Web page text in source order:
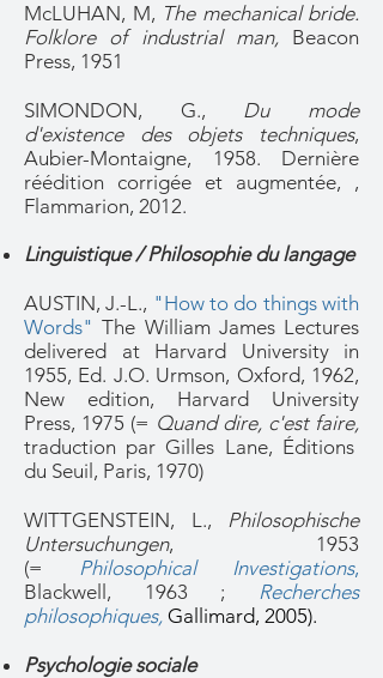
McLUHAN, M, The mechanical bride.
Folklore of industrial man,Beacon
Press, 1951
SIMONDON, G., Du mode
d'existence des objets techniques,
Aubier-Montaigne, 1958. Dernière
réédition corrigée et augmentée, ,
Flammarion, 2012.
Linguistique / Philosophie du langage
AUSTIN, J.-L., "How to do things with
Words" The William James Lectures
delivered at Harvard University in
1955, Ed. J.O. Urmson, Oxford, 1962,
New edition, Harvard University
Press, 1975 (= Quand dire, c'est faire,
traduction par Gilles Lane, Éditions
du Seuil, Paris, 1970)
WITTGENSTEIN, L., Philosophische
Untersuchungen, 1953
(= Philosophical Investigations,
Blackwell, 1963 ; Recherches
philosophiques, Gallimard, 2005).
Psychologie sociale